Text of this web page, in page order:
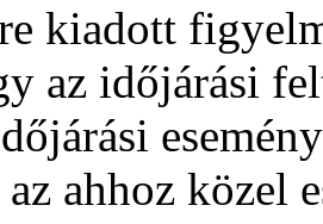
kiadott
az időjárási
ahhoz közel